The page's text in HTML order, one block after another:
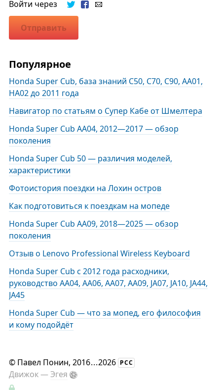
Войти через
Отправить
Популярное
Honda Super Cub, база знаний C50, C70, C90, AA01,
HA02 до 2011 года
Навигатор по статьям о Супер Кабе от Шмелтера
Honda Super Cub AA04, 2012—2017 — обзор
поколения
Honda Super Cub 50 — различия моделей,
характеристики
Фотоистория поездки на Лохин остров
Как подготовиться к поездкам на мопеде
Honda Super Cub AA09, 2018—2025 — обзор
поколения
Отзыв о Lenovo Professional Wireless Keyboard
Honda Super Cub с 2012 года расходники,
руководство AA04, AA06, AA07, AA09, JA07, JA10, JA44,
JA45
Honda Super Cub — что за мопед, его философия
и кому подойдёт
© Павел Понин, 2016...2026 РСС
Движок —Эгея